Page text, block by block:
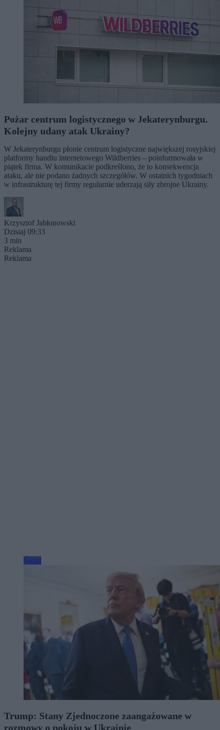
Pożar centrum logistycznego w Jekaterynburgu.
Kolejny udany atak Ukrainy?
W Jekaterynburgu płonie centrum logistyczne największej rosyjskiej
platformy handlu internetowego Wildberries – poinformowała w
piątek firma. W komunikacie podkreślono, że to konsekwencja
ataku, ale nie podano żadnych szczegółów. W ostatnich tygodniach
w infrastrukturę tej firmy regularnie uderzają siły zbrojne Ukrainy.
Krzysztof Jabłonowski
Dzisiaj 09:33
3 min
Reklama
Reklama
Trump: Stany Zjednoczone zaangażowane w
rozmowy o pokoju w Ukrainie